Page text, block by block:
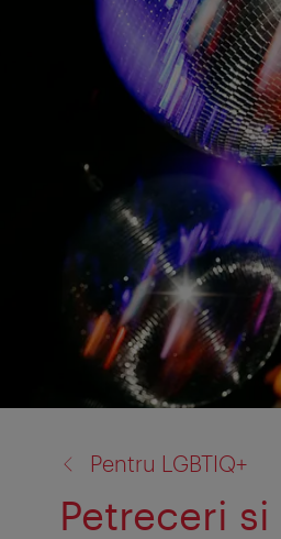
Pentru LGBTIQ+
Petreceri si